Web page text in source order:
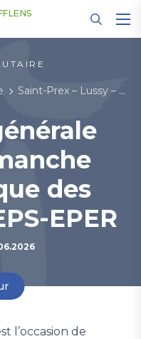
Saint-Prex – Lussy – Vufflens
des
EPER
l’occasion de